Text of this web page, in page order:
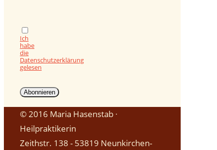
Ich
habe
die
Datenschutzerklärung
gelesen
© 2016 Maria Hasenstab ∙
Heilpraktikerin
Zeithstr. 138 - 53819 Neunkirchen-